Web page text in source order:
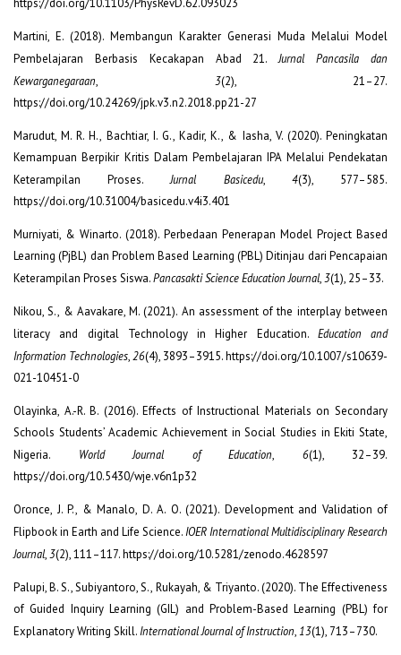
https://doi.org/10.1103/PhysRevD.62.093023
Martini, E. (2018). Membangun Karakter Generasi Muda Melalui Model
Pembelajaran Berbasis Kecakapan Abad 21.Jurnal Pancasila dan
Kewarganegaraan, 3(2), 21–27.
https://doi.org/10.24269/jpk.v3.n2.2018.pp21-27
Marudut, M. R. H., Bachtiar, I. G., Kadir, K., & Iasha, V. (2020). Peningkatan
Kemampuan Berpikir Kritis Dalam Pembelajaran IPA Melalui Pendekatan
Keterampilan Proses.Jurnal Basicedu, 4(3), 577–585.
https://doi.org/10.31004/basicedu.v4i3.401
Murniyati, & Winarto. (2018). Perbedaan Penerapan Model Project Based
Learning (PjBL) dan Problem Based Learning (PBL) Ditinjau dari Pencapaian
Keterampilan Proses Siswa.Pancasakti Science Education Journal, 3(1), 25–33.
Nikou, S., & Aavakare, M. (2021). An assessment of the interplay between
literacy and digital Technology in Higher Education. Education and
Information Technologies, 26(4), 3893–3915. https://doi.org/10.1007/s10639-
021-10451-0
Olayinka, A.-R. B. (2016). Effects of Instructional Materials on Secondary
Schools Students’ Academic Achievement in Social Studies in Ekiti State,
Nigeria.
World Journal of Education, 6(1), 32–39.
https://doi.org/10.5430/wje.v6n1p32
Oronce, J. P., & Manalo, D. A. O. (2021). Development and Validation of
Flipbook in Earth and Life Science. IOER International Multidisciplinary Research
Journal, 3(2), 111–117. https://doi.org/10.5281/zenodo.4628597
Palupi, B. S., Subiyantoro, S., Rukayah, & Triyanto. (2020). The Effectiveness
of Guided Inquiry Learning (GIL) and Problem-Based Learning (PBL) for
Explanatory Writing Skill. International Journal of Instruction, 13(1), 713–730.